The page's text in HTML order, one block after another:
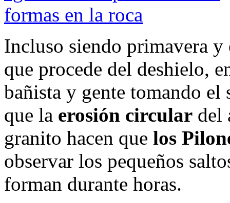
Incluso siendo primavera y
que procede del deshielo,
bañista y gente tomando
que la erosión circular del
granito hacen que los
observar los pequeños
forman durante horas.